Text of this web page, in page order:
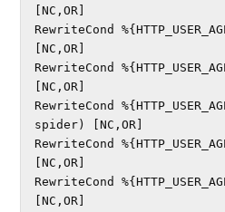
[NC,OR]
RewriteCond
[NC,OR]
RewriteCond
[NC,OR]
RewriteCond
spider) [NC,OR]
RewriteCond
[NC,OR]
RewriteCond
[NC,OR]